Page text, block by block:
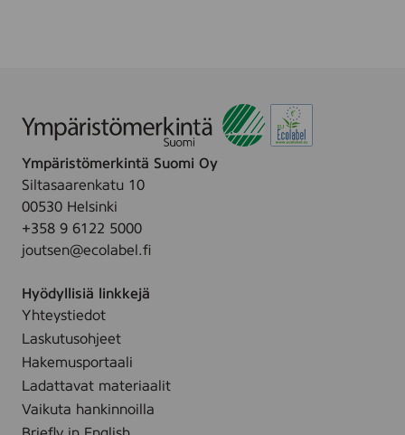
Ympäristömerkintä Suomi Oy
Siltasaarenkatu 10
00530 Helsinki
+358 9 6122 5000
joutsen@ecolabel.fi
Hyödyllisiä linkkejä
Yhteystiedot
Laskutusohjeet
Hakemusportaali
Ladattavat materiaalit
Vaikuta hankinnoilla